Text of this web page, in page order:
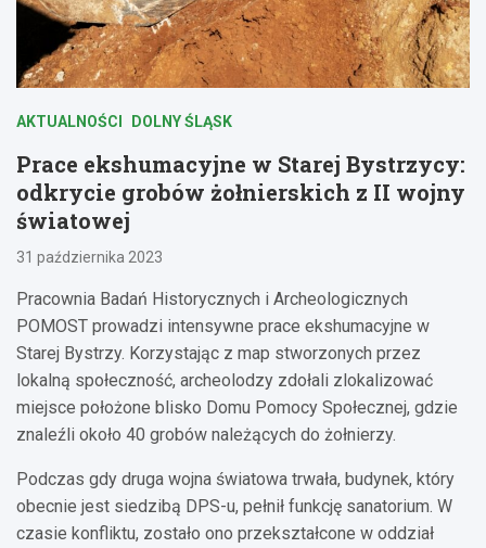
AKTUALNOŚCI DOLNY ŚLĄSK
Prace ekshumacyjne w Starej Bystrzycy:
odkrycie grobów żołnierskich z II wojny
światowej
31 października 2023
Pracownia Badań Historycznych i Archeologicznych
POMOST prowadzi intensywne prace ekshumacyjne w
Starej Bystrzy. Korzystając z map stworzonych przez
lokalną społeczność, archeolodzy zdołali zlokalizować
miejsce położone blisko Domu Pomocy Społecznej, gdzie
znaleźli około 40 grobów należących do żołnierzy.
Podczas gdy druga wojna światowa trwała, budynek, który
obecnie jest siedzibą DPS-u, pełnił funkcję sanatorium. W
czasie konfliktu, zostało ono przekształcone w oddział